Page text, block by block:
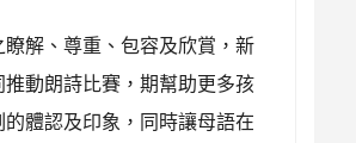
解、尊重、包容及欣賞，新
動朗詩比賽，期幫助更多孩
體認及印象，同時讓母語在